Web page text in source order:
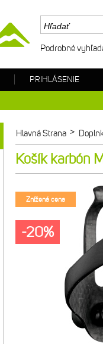
Hlavná Strana >
Košík karbón
Znížená cena
-20%
Podrobné
PRIHLÁSENIE